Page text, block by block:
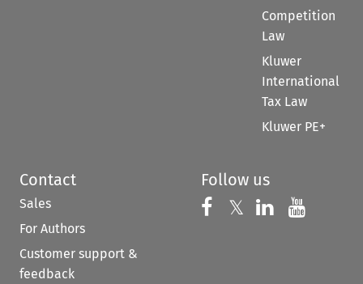
Competition
Law
Kluwer
International
Tax Law
Kluwer PE+
Contact
Sales
For Authors
Customer support &
feedback
Follow us
Follow us on
𝕏 Follow us on
Follow us